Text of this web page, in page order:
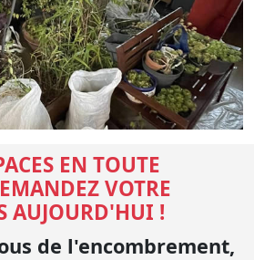
EN TOUTE
VOTRE
AUJOURD'HUI !
de l'encombrement,